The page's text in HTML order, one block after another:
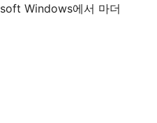
Windows에서 마더